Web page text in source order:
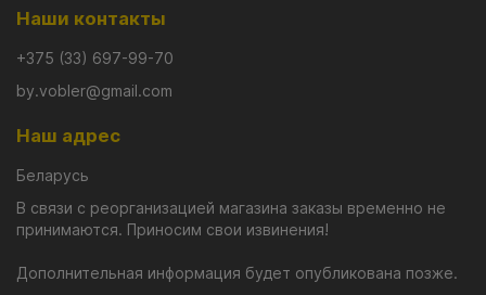
Наши контакты
+375 (33) 697-99-70
by.vobler@gmail.com
Наш адрес
Беларусь
В связи с реорганизацией магазина заказы временно не
принимаются. Приносим свои извинения!
Дополнительная информация будет опубликована позже.